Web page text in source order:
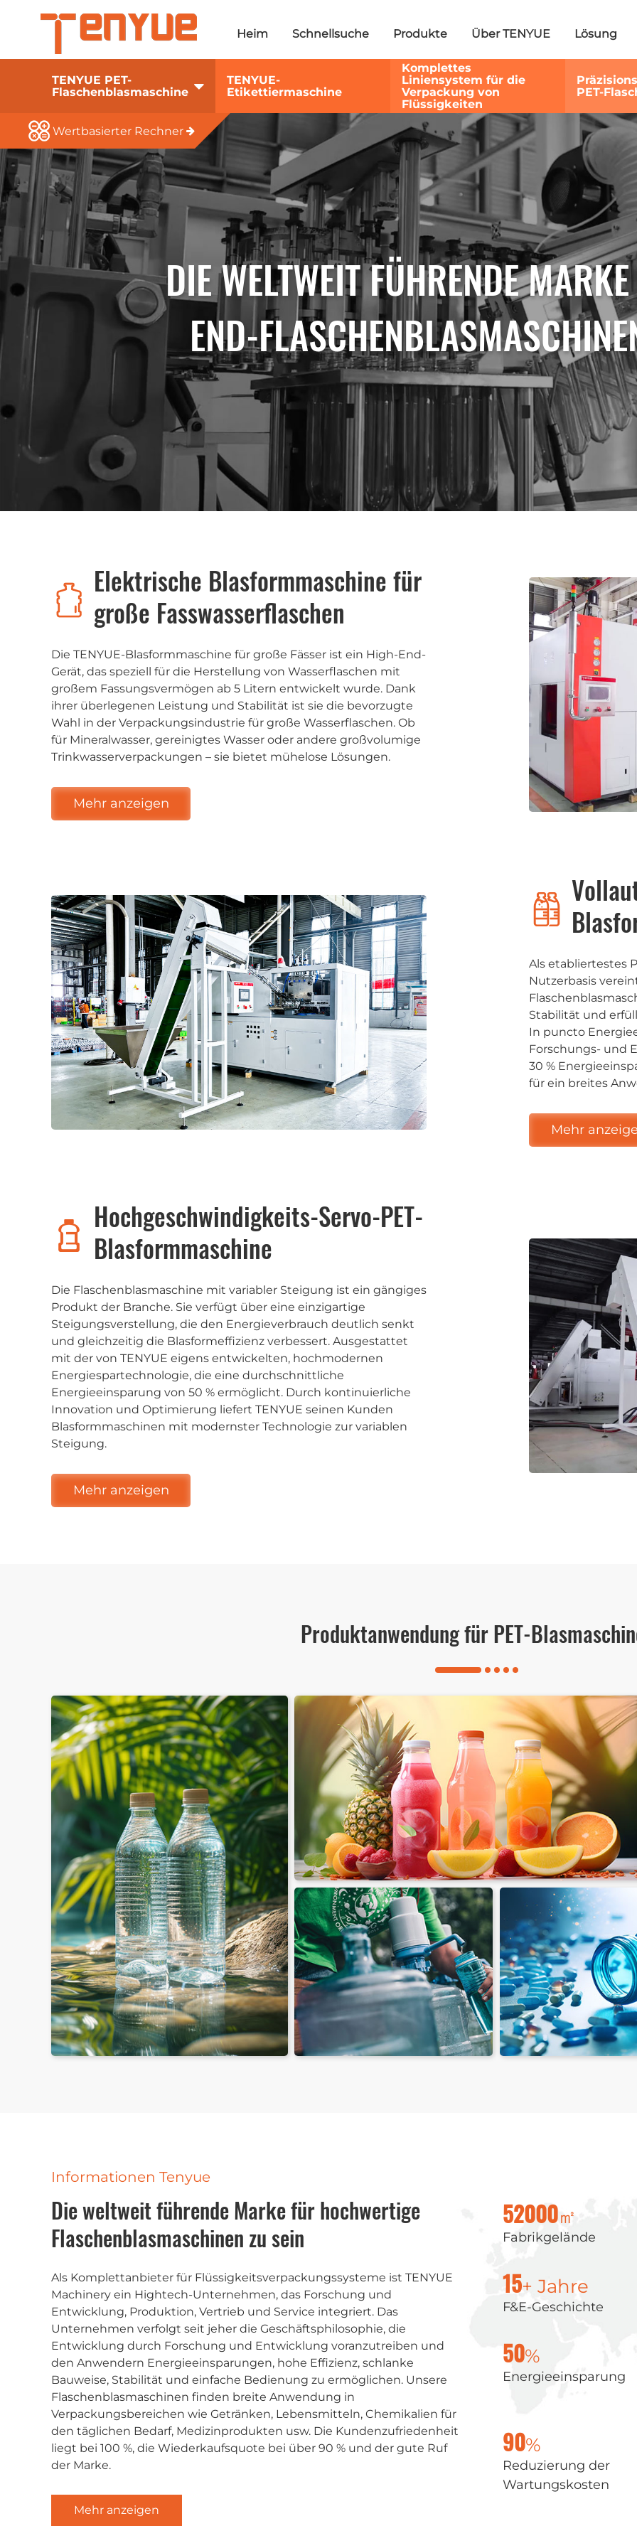
Heim Schnellsuche Produkte Über TENYUE Lösung
TENYUE PET-
Flaschenblasmaschine
TENYUE-
Etikettiermaschine
Komplettes
Liniensystem für die
Verpackung von
Flüssigkeiten
PET-
Wertbasierter Rechner
DIE WELTWEIT FÜHRENDE
END-
Elektrische Blasformmaschine für
große Fasswasserflaschen
Die TENYUE-Blasformmaschine für große Fässer ist ein High-End-
Gerät, das speziell für die Herstellung von Wasserflaschen mit
großem Fassungsvermögen ab 5 Litern entwickelt wurde. Dank
ihrer überlegenen Leistung und Stabilität ist sie die bevorzugte
Wahl in der Verpackungsindustrie für große Wasserflaschen. Ob
für Mineralwasser, gereinigtes Wasser oder andere großvolumige
Trinkwasserverpackungen – sie bietet mühelose Lösungen.
Mehr anzeigen
Als etabliertestes
Nutzerbasis
Stabilität und
In puncto
Forschungs- und
30 %
für ein breites
Mehr
Hochgeschwindigkeits-Servo-PET-
Blasformmaschine
Die Flaschenblasmaschine mit variabler Steigung ist ein gängiges
Produkt der Branche. Sie verfügt über eine einzigartige
Steigungsverstellung, die den Energieverbrauch deutlich senkt
und gleichzeitig die Blasformeffizienz verbessert. Ausgestattet
mit der von TENYUE eigens entwickelten, hochmodernen
Energiespartechnologie, die eine durchschnittliche
Energieeinsparung von 50 % ermöglicht. Durch kontinuierliche
Innovation und Optimierung liefert TENYUE seinen Kunden
Blasformmaschinen mit modernster Technologie zur variablen
Steigung.
Mehr anzeigen
Produktanwendung für PET-
PET-Getränkeflaschen Tägliche chemische PET-
PET-Flaschen mit Wasser in
Fässern
Pharmazeutische PET-
Flaschen
Pestizid-PET-
Die weltweit führende Marke für hochwertige
Flaschenblasmaschinen zu sein
Informationen Tenyue
Als Komplettanbieter für Flüssigkeitsverpackungssysteme ist TENYUE
Machinery ein Hightech-Unternehmen, das Forschung und
Entwicklung, Produktion, Vertrieb und Service integriert. Das
Unternehmen verfolgt seit jeher die Geschäftsphilosophie, die
Entwicklung durch Forschung und Entwicklung voranzutreiben und
den Anwendern Energieeinsparungen, hohe Effizienz, schlanke
Bauweise, Stabilität und einfache Bedienung zu ermöglichen. Unsere
Flaschenblasmaschinen finden breite Anwendung in
Verpackungsbereichen wie Getränken, Lebensmitteln, Chemikalien für
den täglichen Bedarf, Medizinprodukten usw. Die Kundenzufriedenheit
liegt bei 100 %, die Wiederkaufsquote bei über 90 % und der gute Ruf
der Marke.
Mehr anzeigen
52000㎡
Fabrikgelände
15+ Jahre
F&E-Geschichte
50%
Energieeinsparung
90%
Reduzierung der
Wartungskosten